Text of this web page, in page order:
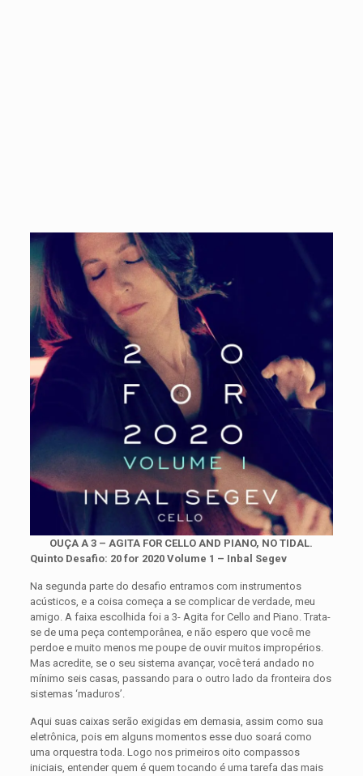
OUÇA A 3 – AGITA FOR CELLO AND PIANO, NO TIDAL.
Quinto Desafio: 20 for 2020 Volume 1 – Inbal Segev
Na segunda parte do desafio entramos com instrumentos
acústicos, e a coisa começa a se complicar de verdade, meu
amigo. A faixa escolhida foi a 3- Agita for Cello and Piano. Trata-
se de uma peça contemporânea, e não espero que você me
perdoe e muito menos me poupe de ouvir muitos impropérios.
Mas acredite, se o seu sistema avançar, você terá andado no
mínimo seis casas, passando para o outro lado da fronteira dos
sistemas ‘maduros’.
Aqui suas caixas serão exigidas em demasia, assim como sua
eletrônica, pois em alguns momentos esse duo soará como
uma orquestra toda. Logo nos primeiros oito compassos
iniciais, entender quem é quem tocando é uma tarefa das mais